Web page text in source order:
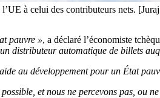
à celui des contributeurs nets.
pauvre », a déclaré l’économiste
distributeur automatique de billets
au développement pour un État
et nous ne percevons pas, ou